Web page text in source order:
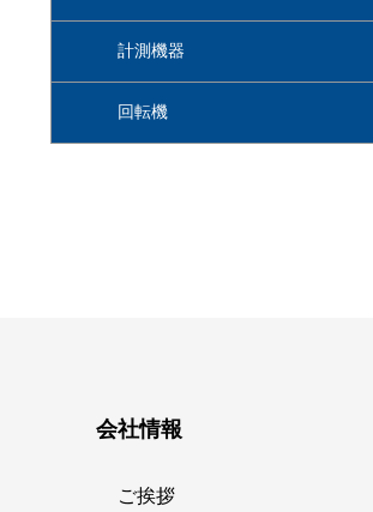
計測機器
回転機
会社情報
ご挨拶